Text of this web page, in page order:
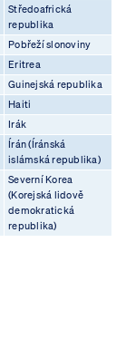
Středoafrická
republika
Pobřeží slonoviny
Eritrea
Guinejská republika
Haiti
Irák
Írán (Íránská
islámská republika)
Severní Korea
(Korejská lidově
demokratická
republika)